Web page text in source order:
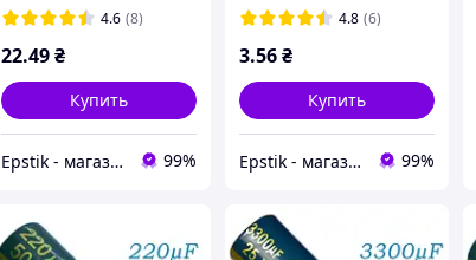
4.6 (8)
22.49₴
Купить
Epstik - магазин радиокомпонентов 99%
4.8 (6)
3.56₴
Купить
Epstik - магазин радиокомпонентов 99%